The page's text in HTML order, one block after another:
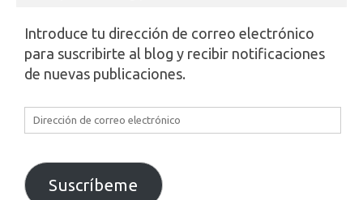
Introduce tu dirección de correo electrónico
para suscribirte al blog y recibir notificaciones
de nuevas publicaciones.
Dirección
de
electrónico
Suscríbeme